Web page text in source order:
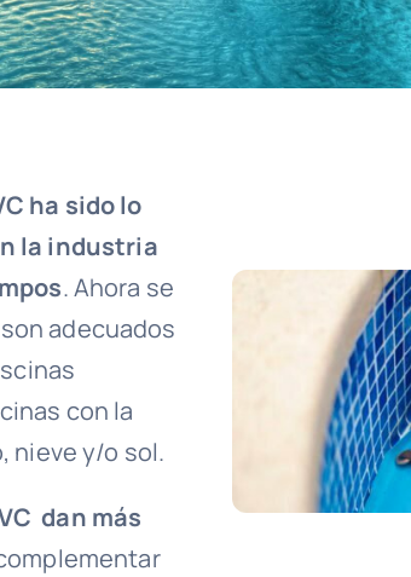
ha sido lo
la industria
. Ahora se
adecuados
con la
nieve y/o sol.
dan más